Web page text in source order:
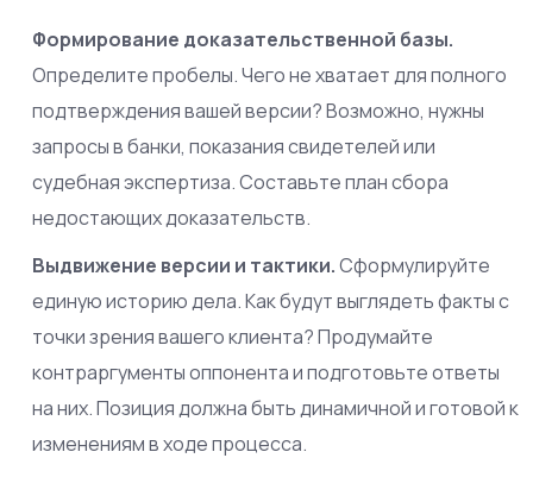
Формирование доказательственной базы.
Определите пробелы. Чего не хватает для полного
подтверждения вашей версии? Возможно, нужны
запросы в банки, показания свидетелей или
судебная экспертиза. Составьте план сбора
недостающих доказательств.
Выдвижение версии и тактики.Сформулируйте
единую историю дела. Как будут выглядеть факты с
точки зрения вашего клиента? Продумайте
контраргументы оппонента и подготовьте ответы
на них. Позиция должна быть динамичной и готовой к
изменениям в ходе процесса.